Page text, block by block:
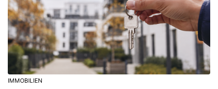
IMMOBILIEN